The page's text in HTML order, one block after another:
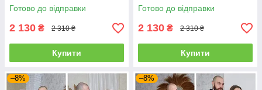
Готово до відправки
2 130 ₴ 2 310 ₴
Купити
Готово до відправки
2 130 ₴ 2 310 ₴
Купити
–8% –8%